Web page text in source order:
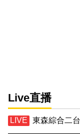
Live直播
東森綜合二台